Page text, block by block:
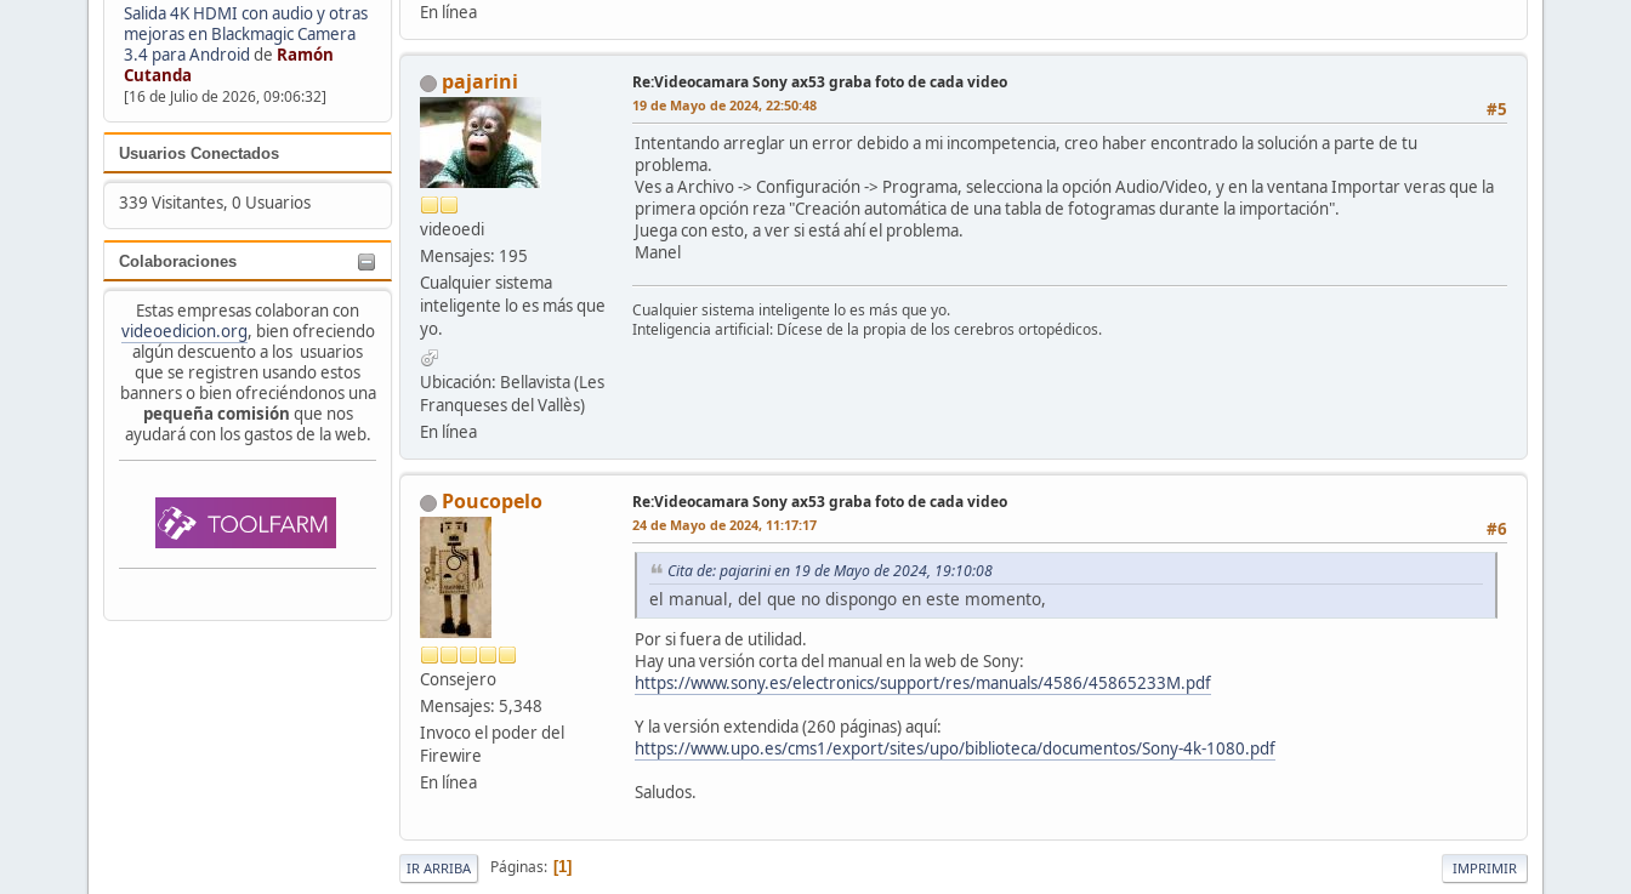
Salida 4K HDMI con audio y otras
mejoras en Blackmagic Camera
3.4 para Android de Ramón
Cutanda
[16 de Julio de 2026, 09:06:32]
Usuarios Conectados
339 Visitantes, 0 Usuarios
Colaboraciones
Estas empresas colaboran con
videoedicion.org, bien ofreciendo
algún descuento a los usuarios
que se registren usando estos
banners o bien ofreciéndonos una
pequeña comisión que nos
ayudará con los gastos de la web.
En línea
pajarini
videoedi
Mensajes: 195
Cualquier sistema
inteligente lo es más que
yo.
Ubicación: Bellavista (Les
Franqueses del Vallès)
En línea
Re:Videocamara Sony ax53 graba foto de cada video
#5
19 de Mayo de 2024, 22:50:48
Intentando arreglar un error debido a mi incompetencia, creo haber encontrado la solución a parte de tu
problema.
Ves a Archivo -> Configuración -> Programa, selecciona la opción Audio/Video, y en la ventana Importar veras que la
primera opción reza "Creación automática de una tabla de fotogramas durante la importación".
Juega con esto, a ver si está ahí el problema.
Manel
Cualquier sistema inteligente lo es más que yo.
Inteligencia artificial: Dícese de la propia de los cerebros ortopédicos.
Poucopelo
Consejero
Mensajes: 5,348
Invoco el poder del
Firewire
En línea
Re:Videocamara Sony ax53 graba foto de cada video
#6
24 de Mayo de 2024, 11:17:17
Cita de: pajarini en 19 de Mayo de 2024, 19:10:08
el manual, del que no dispongo en este momento,
Por si fuera de utilidad.
Hay una versión corta del manual en la web de Sony:
https://www.sony.es/electronics/support/res/manuals/4586/45865233M.pdf
Y la versión extendida (260 páginas) aquí:
https://www.upo.es/cms1/export/sites/upo/biblioteca/documentos/Sony-4k-1080.pdf
Saludos.
IMPRIMIR
IR ARRIBA Páginas 1